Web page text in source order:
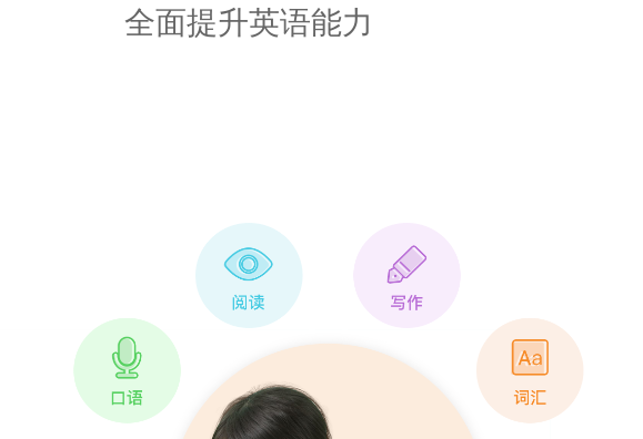
全面提升英语能力